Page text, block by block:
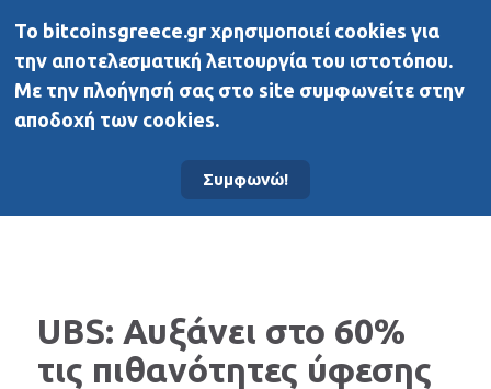
BitcoinsGreece
Νέα
UBS: Αυξάνει στο 60%
τις πιθανότητες ύφεσης
To bitcoinsgreece.gr χρησιμοποιεί cookies για
την αποτελεσματική λειτουργία του ιστοτόπου.
Με την πλοήγησή σας στο site συμφωνείτε στην
αποδοχή των cookies.
Συμφωνώ!